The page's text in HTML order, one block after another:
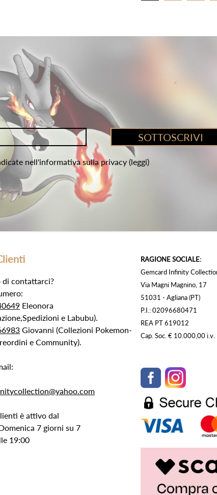
nell'informativa sulla privacy (leggi)
di contattarci?
Eleonora
e Labubu).
Giovanni (Collezioni Pokemon-
e Community).
è attivo dal
7 giorni su 7
19:00
RAGIONE SOCIALE:
Gemcard Infinity Collection
Via Magni Magnino, 17
51031 - Agliana (PT)
P.I.: 02096680471
REA PT 619012
Cap. Soc. € 10.000,00 i.v.